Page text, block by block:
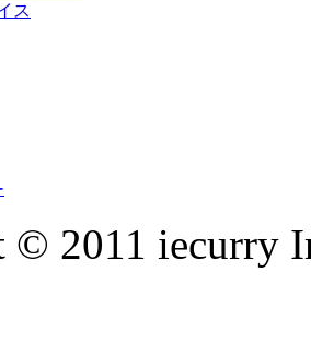
ス
© 2011 iecurry